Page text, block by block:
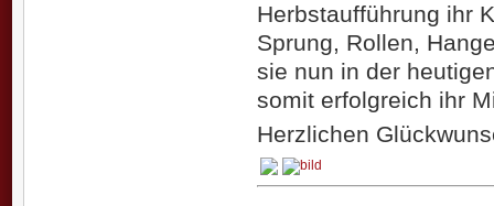
Herbstaufführung ihr
Sprung, Rollen,
sie nun in der
somit erfolgreich ihr
Herzlichen